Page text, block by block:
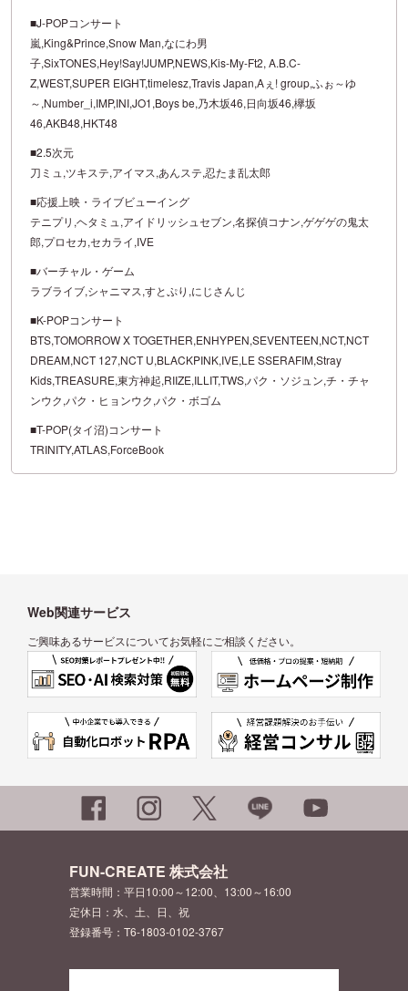
■J-POPコンサート
嵐,King&Prince,Snow Man,なにわ男
子,SixTONES,Hey!Say!JUMP,NEWS,Kis-My-Ft2, A.B.C-
Z,WEST,SUPER EIGHT,timelesz,Travis Japan,Aぇ! group,ふぉ～ゆ
～,Number_i,IMP,INI,JO1,Boys be,乃木坂46,日向坂46,欅坂
46,AKB48,HKT48
■2.5次元
刀ミュ,ツキステ,アイマス,あんステ,忍たま乱太郎
■応援上映・ライブビューイング
テニプリ,ヘタミュ,アイドリッシュセブン,名探偵コナン,ゲゲゲの鬼太
郎,プロセカ,セカライ,IVE
■バーチャル・ゲーム
ラブライブ,シャニマス,すとぷり,にじさんじ
■K-POPコンサート
BTS,TOMORROW X TOGETHER,ENHYPEN,SEVENTEEN,NCT,NCT
DREAM,NCT 127,NCT U,BLACKPINK,IVE,LE SSERAFIM,Stray
Kids,TREASURE,東方神起,RIIZE,ILLIT,TWS,パク・ソジュン,チ・チャ
ンウク,パク・ヒョンウク,パク・ボゴム
■T-POP(タイ沼)コンサート
TRINITY,ATLAS,ForceBook
Web関連サービス
ご興味あるサービスについてお気軽にご相談ください。
FUN-CREATE 株式会社
営業時間：平日10:00～12:00、13:00～16:00
定休日：水、土、日、祝
登録番号：T6-1803-0102-3767